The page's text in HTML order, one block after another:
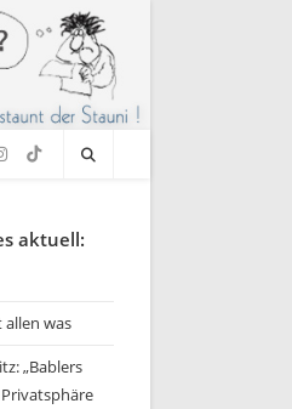
aktuell:
allen was
„Bablers